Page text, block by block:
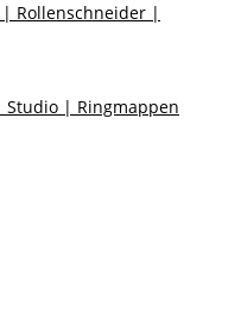
Rollenschneider |
| Ringmappen